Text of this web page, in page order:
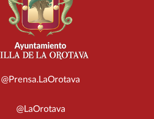
@Prensa.LaOrotava
@LaOrotava